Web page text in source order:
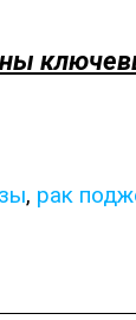
, рак